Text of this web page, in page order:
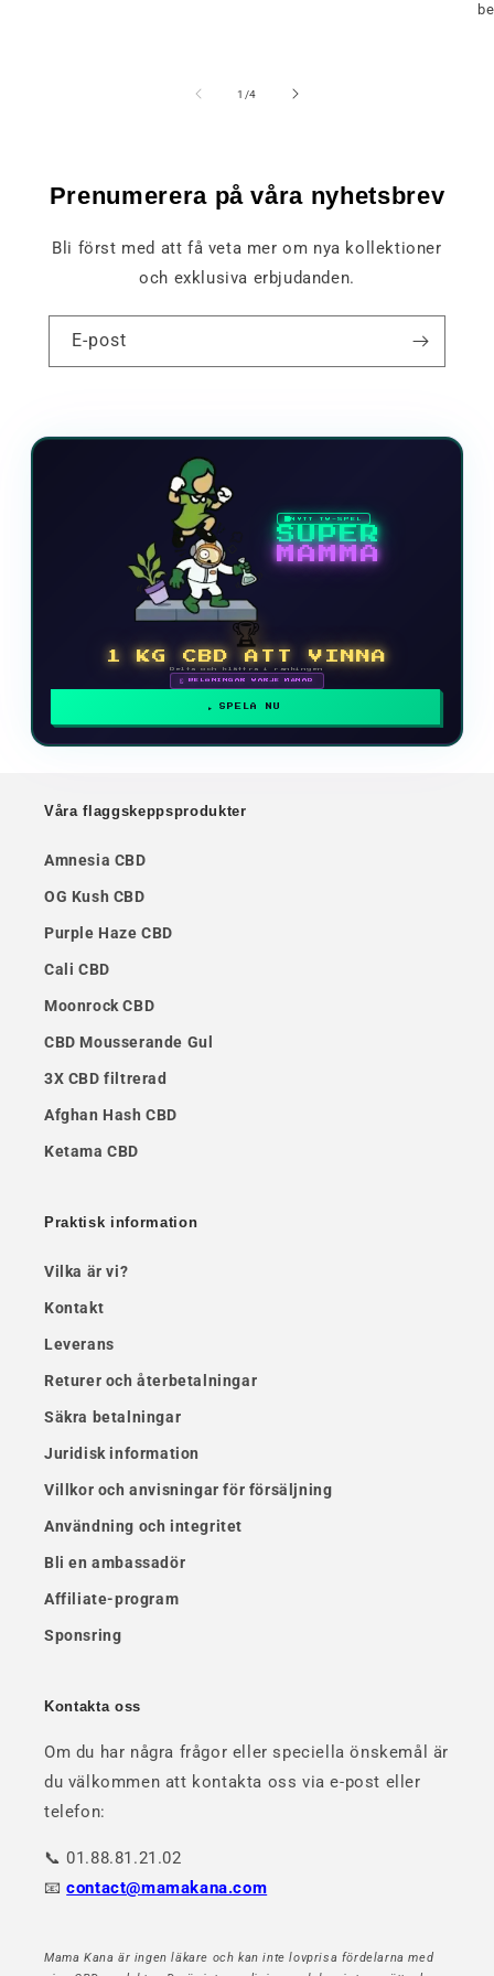
1 /av
4
Prenumerera på våra nyhetsbrev
Bli först med att få veta mer om nya kollektioner
och exklusiva erbjudanden.
E-post
NYTT TV-SPEL
SUPER
MAMMA
🏆
1 KG CBD ATT VINNA
Delta och klättra i rankingen
🗓 BELÖNINGAR VARJE MÅNAD
SPELA NU
Våra flaggskeppsprodukter
Amnesia CBD
OG Kush CBD
Purple Haze CBD
Cali CBD
Moonrock CBD
CBD Mousserande Gul
3X CBD filtrerad
Afghan Hash CBD
Ketama CBD
Praktisk information
Vilka är vi?
Kontakt
Leverans
Returer och återbetalningar
Säkra betalningar
Juridisk information
Villkor och anvisningar för försäljning
Användning och integritet
Bli en ambassadör
Affiliate-program
Sponsring
Kontakta oss
Om du har några frågor eller speciella önskemål är
du välkommen att kontakta oss via e-post eller
telefon:
📞 01.88.81.21.02
📧contact@mamakana.com
Mama Kana är ingen läkare och kan inte lovprisa fördelarna med